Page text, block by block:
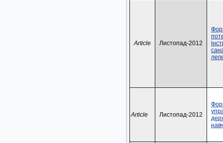
Article Листопад-2012
Article Листопад-2012